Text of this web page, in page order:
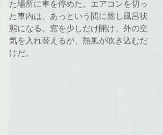
た場所に車を停めた。エアコンを切っ
た車内は、あっという間に蒸し風呂状
態になる。窓を少しだけ開け、外の空
気を入れ替えるが、熱風が吹き込むだ
けだ。